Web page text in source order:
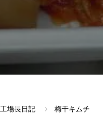
工場長日記 梅干キムチ